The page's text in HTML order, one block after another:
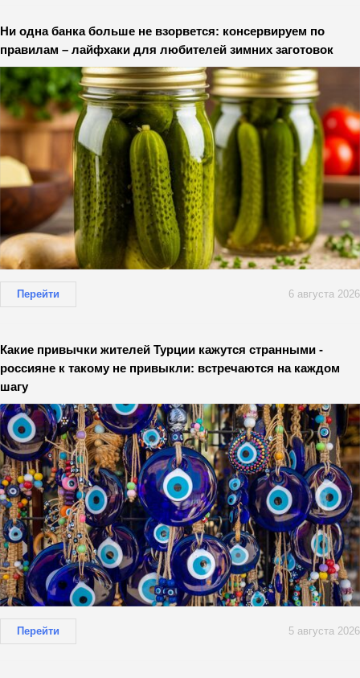
Ни одна банка больше не взорвется: консервируем по
правилам – лайфхаки для любителей зимних заготовок
Перейти 6 августа 2026
Какие привычки жителей Турции кажутся странными -
россияне к такому не привыкли: встречаются на каждом
шагу
Перейти 5 августа 2026